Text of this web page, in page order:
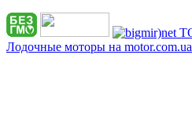
Лодочные моторы на motor.com.ua